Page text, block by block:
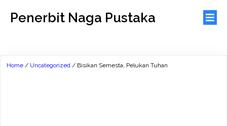
Penerbit Naga Pustaka
Home / Uncategorized / Bisikan Semesta, Pelukan Tuhan